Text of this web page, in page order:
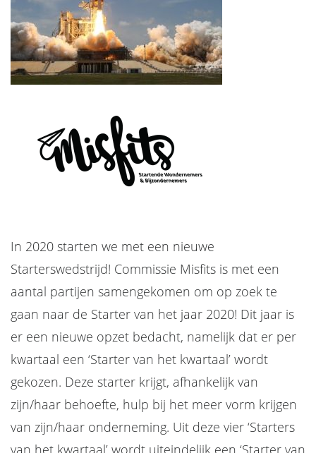
In 2020 starten we met een nieuwe
Starterswedstrijd! Commissie Misfits is met een
aantal partijen samengekomen om op zoek te
gaan naar de Starter van het jaar 2020! Dit jaar is
er een nieuwe opzet bedacht, namelijk dat er per
kwartaal een ‘Starter van het kwartaal’ wordt
gekozen. Deze starter krijgt, afhankelijk van
zijn/haar behoefte, hulp bij het meer vorm krijgen
van zijn/haar onderneming. Uit deze vier ‘Starters
van het kwartaal’ wordt uiteindelijk een ‘Starter van